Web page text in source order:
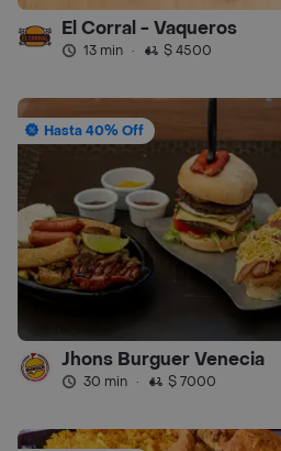
El Corral - Vaqueros
13 min · $ 4500
Hasta 40% Off
Jhons Burguer Venecia
30 min · $ 7000